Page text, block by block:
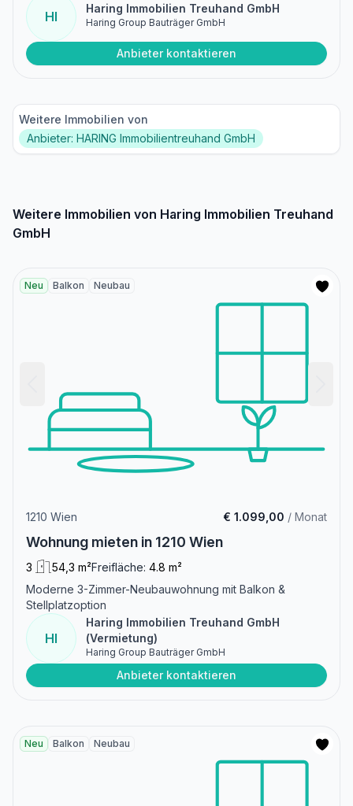
HI
Haring Immobilien Treuhand GmbH
Haring Group Bauträger GmbH
Anbieter kontaktieren
Weitere Immobilien von
Anbieter: HARING Immobilientreuhand GmbH
Weitere Immobilien von Haring Immobilien Treuhand
GmbH
Neu Balkon Neubau
1210 Wien € 1.099,00 / Monat
Wohnung mieten in 1210 Wien
3 54,3 m²Freifläche: 4.8 m²
Moderne 3-Zimmer-Neubauwohnung mit Balkon &
Stellplatzoption
HI
Haring Immobilien Treuhand GmbH
(Vermietung)
Haring Group Bauträger GmbH
Anbieter kontaktieren
Neu Balkon Neubau